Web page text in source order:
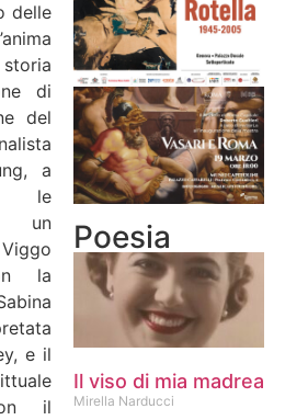
delle
di
del
a
le
un
la
e il
il
Poesia
Il viso di mia madrea
Mirella Narducci